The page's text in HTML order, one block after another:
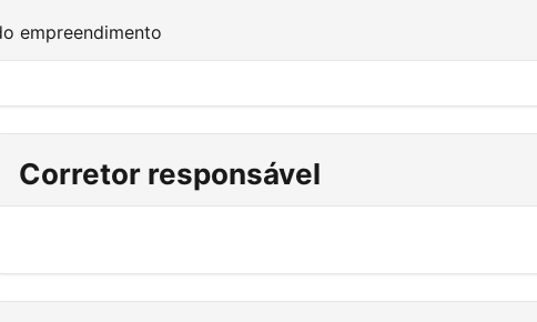
empreendimento
Corretor responsável